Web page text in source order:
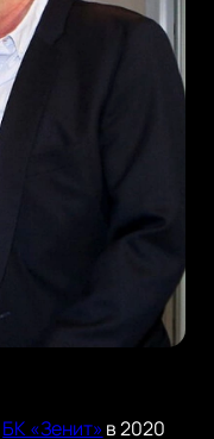
БК «Зенит»в 2020